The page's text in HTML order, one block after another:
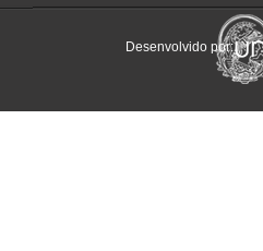
Desenvolvido por: